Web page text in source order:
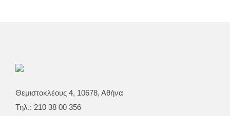
Θεμιστοκλέους 4, 10678, Αθήνα
Τηλ.: 210 38 00 356